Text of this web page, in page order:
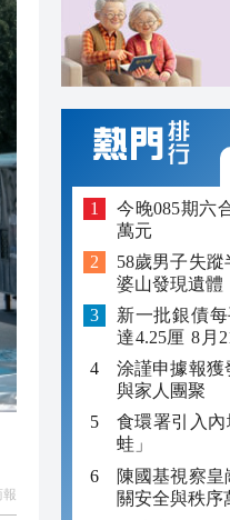
報
今晚085期六
萬元
58歲男子失
婆山發現遺體
新一批銀債
達4.25厘 8月
金額最多550
涂謹申據報獲
與家人團聚
食環署引入
蛙」
陳國基視察皇
關安全與秩序